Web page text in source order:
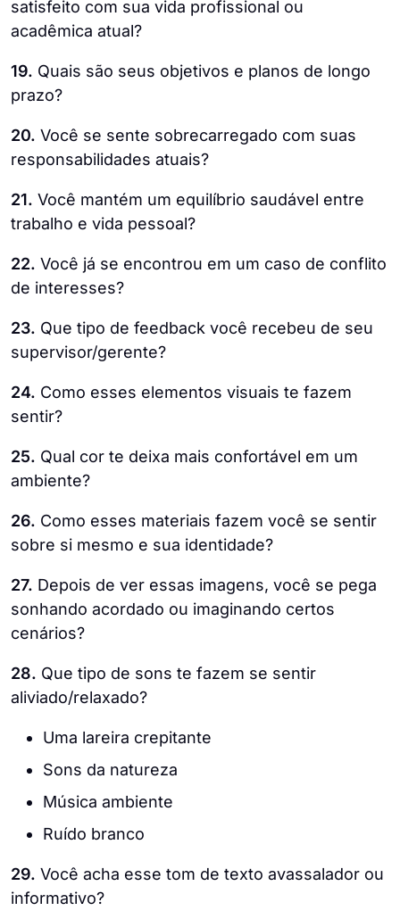
satisfeito com sua vida profissional ou
acadêmica atual?
19. Quais são seus objetivos e planos de longo
prazo?
20. Você se sente sobrecarregado com suas
responsabilidades atuais?
21. Você mantém um equilíbrio saudável entre
trabalho e vida pessoal?
22. Você já se encontrou em um caso de conflito
de interesses?
23. Que tipo de feedback você recebeu de seu
supervisor/gerente?
24. Como esses elementos visuais te fazem
sentir?
25. Qual cor te deixa mais confortável em um
ambiente?
26. Como esses materiais fazem você se sentir
sobre si mesmo e sua identidade?
27. Depois de ver essas imagens, você se pega
sonhando acordado ou imaginando certos
cenários?
28. Que tipo de sons te fazem se sentir
aliviado/relaxado?
Uma lareira crepitante
Sons da natureza
Música ambiente
Ruído branco
29. Você acha esse tom de texto avassalador ou
informativo?